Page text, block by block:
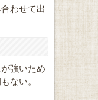
わせて出
強いため
ない。